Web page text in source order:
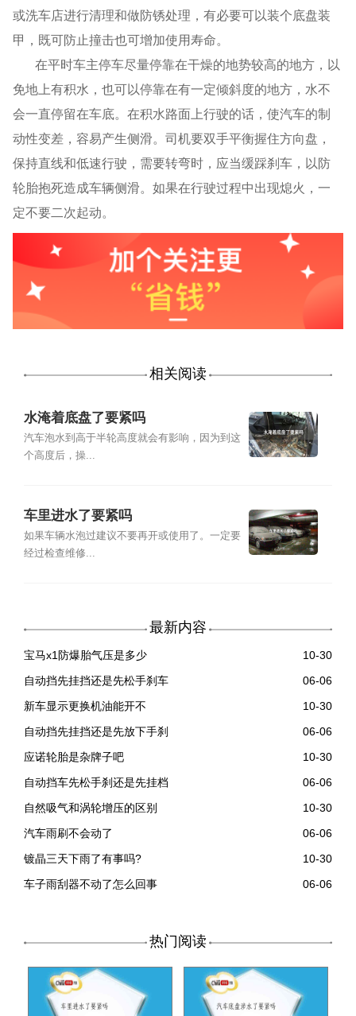
或洗车店进行清理和做防锈处理，有必要可以装个底盘装
甲，既可防止撞击也可增加使用寿命。
在平时车主停车尽量停靠在干燥的地势较高的地方，以
免地上有积水，也可以停靠在有一定倾斜度的地方，水不
会一直停留在车底。在积水路面上行驶的话，使汽车的制
动性变差，容易产生侧滑。司机要双手平衡握住方向盘，
保持直线和低速行驶，需要转弯时，应当缓踩刹车，以防
轮胎抱死造成车辆侧滑。如果在行驶过程中出现熄火，一
定不要二次起动。
相关阅读
水淹着底盘了要紧吗
汽车泡水到高于半轮高度就会有影响，因为到这
个高度后，操...
车里进水了要紧吗
如果车辆水泡过建议不要再开或使用了。一定要
经过检查维修...
最新内容
宝马x1防爆胎气压是多少
10-30
自动挡先挂挡还是先松手刹车
06-06
新车显示更换机油能开不
10-30
自动挡先挂挡还是先放下手刹
06-06
应诺轮胎是杂牌子吧
10-30
自动挡车先松手刹还是先挂档
06-06
自然吸气和涡轮增压的区别
10-30
汽车雨刷不会动了
06-06
镀晶三天下雨了有事吗?
10-30
车子雨刮器不动了怎么回事
06-06
热门阅读